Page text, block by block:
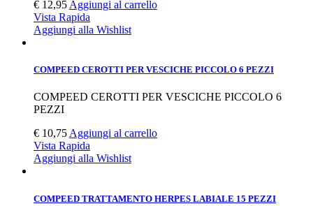
€ 12,95 Aggiungi al carrello
Vista Rapida
Aggiungi alla Wishlist
COMPEED CEROTTI PER VESCICHE PICCOLO 6 PEZZI
COMPEED CEROTTI PER VESCICHE PICCOLO 6
PEZZI
€ 10,75 Aggiungi al carrello
Vista Rapida
Aggiungi alla Wishlist
COMPEED TRATTAMENTO HERPES LABIALE 15 PEZZI